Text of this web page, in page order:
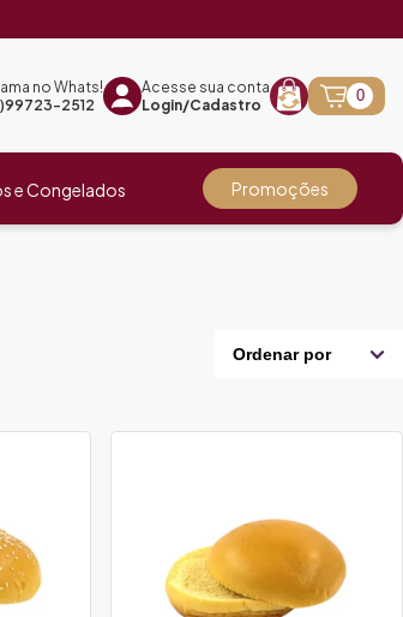
no Whats!
2512
Acesse sua conta
Login/Cadastro
0
e Congelados Promoções